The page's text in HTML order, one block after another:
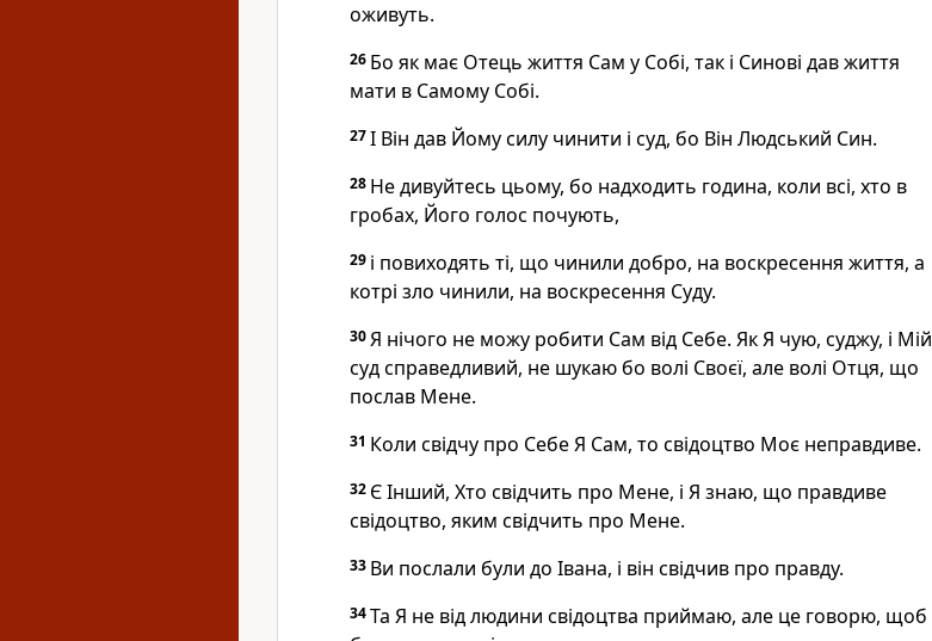
оживуть.
26 Бо як має Отець життя Сам у Собі, так і Синові дав життя
мати в Самому Собі.
27І Він дав Йому силу чинити і суд, бо Він Людський Син.
28 Не дивуйтесь цьому, бо надходить година, коли всі, хто в
гробах, Його голос почують,
29 і повиходять ті, що чинили добро, на воскресення життя, а
котрі зло чинили, на воскресення Суду.
30Я нічого не можу робити Сам від Себе. Як Я чую, суджу, і Мій
суд справедливий, не шукаю бо волі Своєї, але волі Отця, що
послав Мене.
31 Коли свідчу про Себе Я Сам, то свідоцтво Моє неправдиве.
32 Є Інший, Хто свідчить про Мене, і Я знаю, що правдиве
свідоцтво, яким свідчить про Мене.
33 Ви послали були до Івана, і він свідчив про правду.
34Та Я не від людини свідоцтва приймаю, але це говорю, щоб